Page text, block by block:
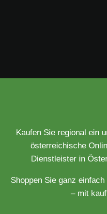
Kaufen Sie regional ein
österreichische
Dienstleister in
Shoppen Sie ganz
– mit